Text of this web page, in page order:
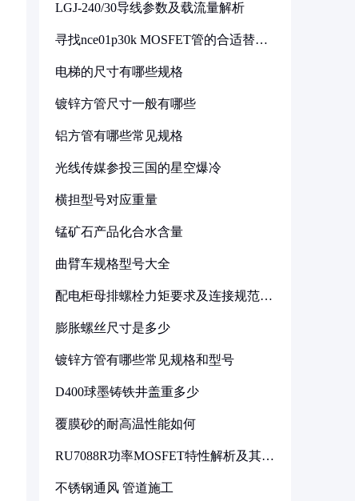
LGJ-240/30导线参数及载流量解析
寻找nce01p30k MOSFET管的合适替代
电梯的尺寸有哪些规格
镀锌方管尺寸一般有哪些
铝方管有哪些常见规格
光线传媒参投三国的星空爆冷
横担型号对应重量
锰矿石产品化合水含量
曲臂车规格型号大全
配电柜母排螺栓力矩要求及连接规范详
膨胀螺丝尺寸是多少
镀锌方管有哪些常见规格和型号
D400球墨铸铁井盖重多少
覆膜砂的耐高温性能如何
RU7088R功率MOSFET特性解析及其在
不锈钢通风 管道施工